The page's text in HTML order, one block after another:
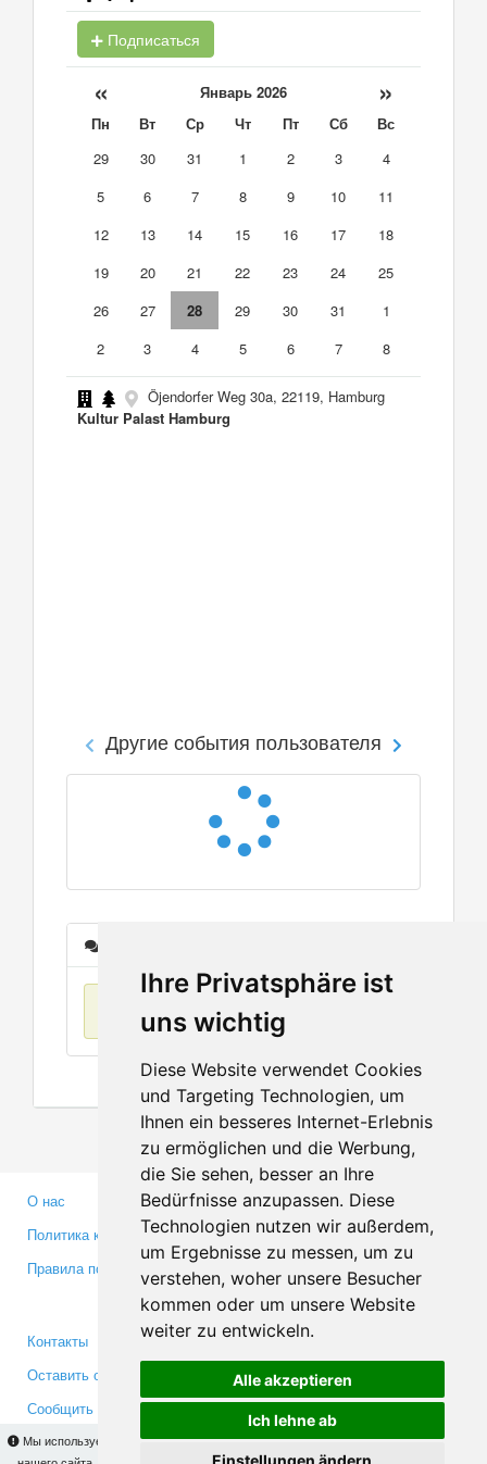
Ihre Privatsphäre ist
uns wichtig
Diese Website verwendet Cookies
und Targeting Technologien, um
Ihnen ein besseres Internet-Erlebnis
zu ermöglichen und die Werbung,
die Sie sehen, besser an Ihre
Bedürfnisse anzupassen. Diese
Technologien nutzen wir außerdem,
um Ergebnisse zu messen, um zu
verstehen, woher unsere Besucher
kommen oder um unsere Website
weiter zu entwickeln.
Alle akzeptieren
Ich lehne ab
Мы используем cookies для того, чтобы Вы могли использовать весь функционал
Подписаться
« Январь 2026 »
Пн Вт Ср Чт Пт Сб
Вс
29
30 31 1 2 3
4
5
6 7 8 9 10
11
12
13 14 15 16 17
18
19
20 21 22 23 24
25
26
27 28 29 30 31
1
2
3 4 5 6 7 8
Öjendorfer Weg 30a, 22119, Hamburg
Kultur Palast Hamburg
Другие события пользователя
О нас
Политика конфиденциальности
Правила пользования
Партнерам
Инвесторам
Медиа
Контакты
Оставить отзыв
Сообщить об ошибке
Facebook
Twitter
YouTube
Google+